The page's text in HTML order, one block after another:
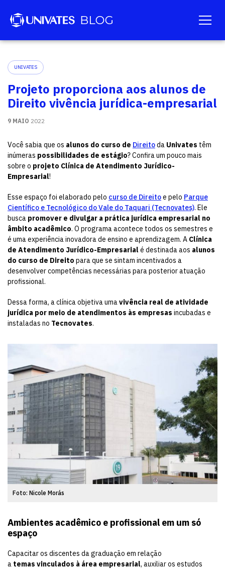
UNIVATES
Projeto proporciona aos alunos de
Direito vivência jurídica-empresarial
9 MAIO 2022
Você sabia que os alunos do curso de Direitoda Univates têm
inúmeras possibilidades de estágio? Confira um pouco mais
sobre o projeto Clínica de Atendimento Jurídico-
Empresarial!
Esse espaço foi elaborado pelo curso de Direitoe pelo Parque
Científico e Tecnológico do Vale do Taquari (Tecnovates). Ele
busca promover e divulgar a prática jurídica empresarial no
âmbito acadêmico. O programa acontece todos os semestres e
é uma experiência inovadora de ensino e aprendizagem. A Clínica
de Atendimento Jurídico-Empresarialé destinada aos alunos
do curso de Direito para que se sintam incentivados a
desenvolver competências necessárias para posterior atuação
profissional.
Dessa forma, a clínica objetiva umavivência real de atividade
jurídica por meio de atendimentos às empresas incubadas e
instaladas no Tecnovates.
Foto: Nicole Morás
Ambientes acadêmico e profissional em um só
espaço
Capacitar os discentes da graduação em relação
a temas vinculados à área empresarial, auxiliar os estudos